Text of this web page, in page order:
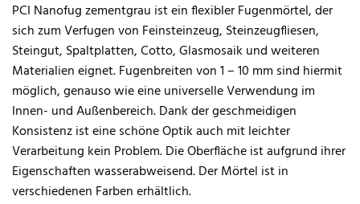
PCI Nanofug zementgrau ist ein flexibler Fugenmörtel, der
sich zum Verfugen von Feinsteinzeug, Steinzeugfliesen,
Steingut, Spaltplatten, Cotto, Glasmosaik und weiteren
Materialien eignet. Fugenbreiten von 1 – 10 mm sind hiermit
möglich, genauso wie eine universelle Verwendung im
Innen- und Außenbereich. Dank der geschmeidigen
Konsistenz ist eine schöne Optik auch mit leichter
Verarbeitung kein Problem. Die Oberfläche ist aufgrund ihrer
Eigenschaften wasserabweisend. Der Mörtel ist in
verschiedenen Farben erhältlich.